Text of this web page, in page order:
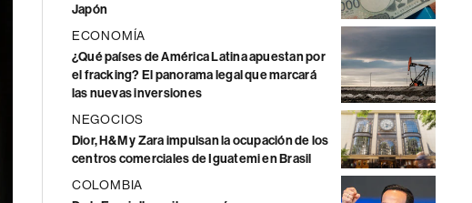
Japón
ECONOMÍA
¿Qué países de América Latina apuestan por
el fracking? El panorama legal que marcará
las nuevas inversiones
NEGOCIOS
Dior, H&M y Zara impulsan la ocupación de los
centros comerciales de Iguatemi en Brasil
COLOMBIA